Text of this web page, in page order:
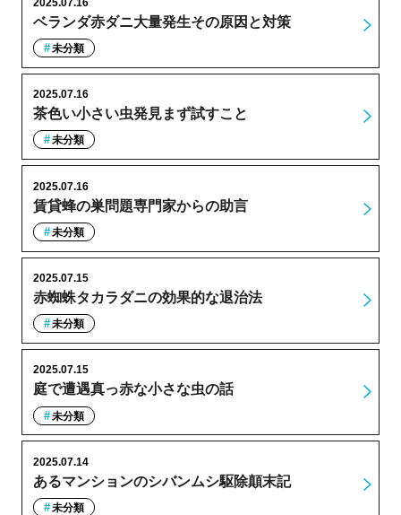
ベランダ赤ダニ大量発生その原因と対策
未分類
茶色い小さい虫発見まず試すこと
2025.07.16
未分類
賃貸蜂の巣問題専門家からの助言
2025.07.16
未分類
赤蜘蛛タカラダニの効果的な退治法
2025.07.15
未分類
庭で遭遇真っ赤な小さな虫の話
2025.07.15
未分類
あるマンションのシバンムシ駆除顛末記
2025.07.14
未分類